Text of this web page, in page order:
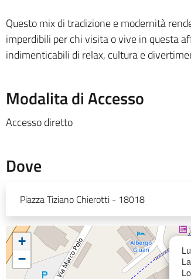
Questo mix di tradizione e modernità
imperdibili per chi visita o vive in questa
indimenticabili di relax, cultura e
Modalita di Accesso
Accesso diretto
Dove
Piazza Tiziano Chierotti - 18018
+
−